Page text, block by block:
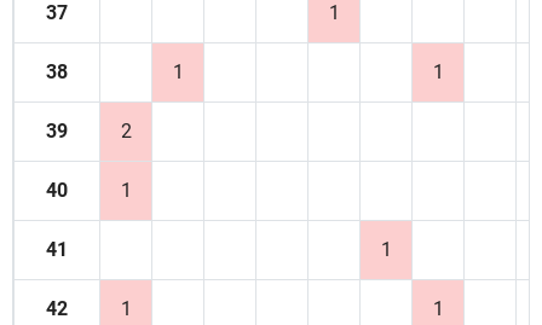
37 1
38 1 1
39 2
40 1
41 1
42 1 1